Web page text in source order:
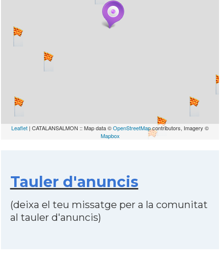
Leaflet | CATALANSALMON :: Map data ©OpenStreetMapcontributors, Imagery ©
Mapbox
Tauler d'anuncis
(deixa el teu missatge per a la comunitat
al tauler d'anuncis)